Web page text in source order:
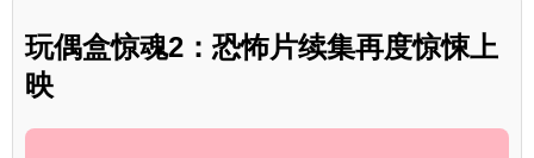
玩偶盒惊魂2：恐怖片续集再度惊悚上
映